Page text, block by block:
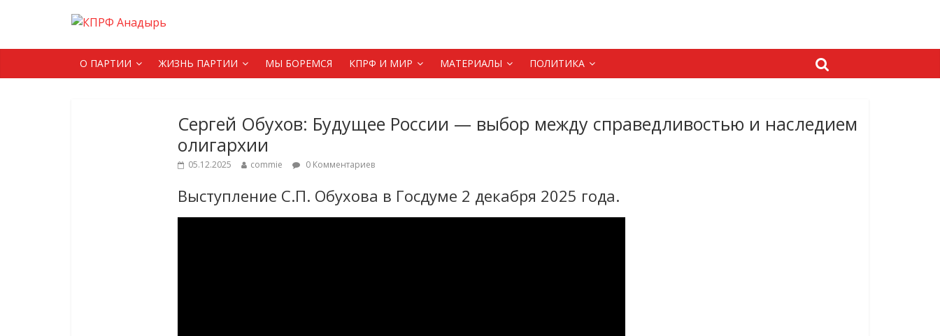
О ПАРТИИ ЖИЗНЬ ПАРТИИ МЫ БОРЕМСЯ КПРФ И МИР МАТЕРИАЛЫ ПОЛИТИКА
Сергей Обухов: Будущее России — выбор между справедливостью и наследием
олигархии
05.12.2025 commie 0 Комментариев
Выступление С.П. Обухова в Госдуме 2 декабря 2025 года.